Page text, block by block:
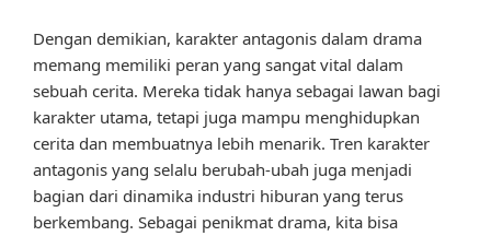
Dengan demikian, karakter antagonis dalam drama
memang memiliki peran yang sangat vital dalam
sebuah cerita. Mereka tidak hanya sebagai lawan bagi
karakter utama, tetapi juga mampu menghidupkan
cerita dan membuatnya lebih menarik. Tren karakter
antagonis yang selalu berubah-ubah juga menjadi
bagian dari dinamika industri hiburan yang terus
berkembang. Sebagai penikmat drama, kita bisa